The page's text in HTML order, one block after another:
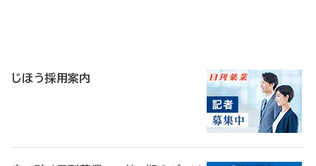
じほう採用案内